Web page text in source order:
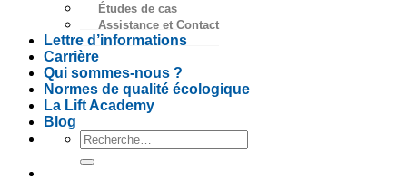
Études de cas
Assistance et Contact
Lettre d’informations
Carrière
Qui sommes-nous ?
Normes de qualité écologique
La Lift Academy
Blog